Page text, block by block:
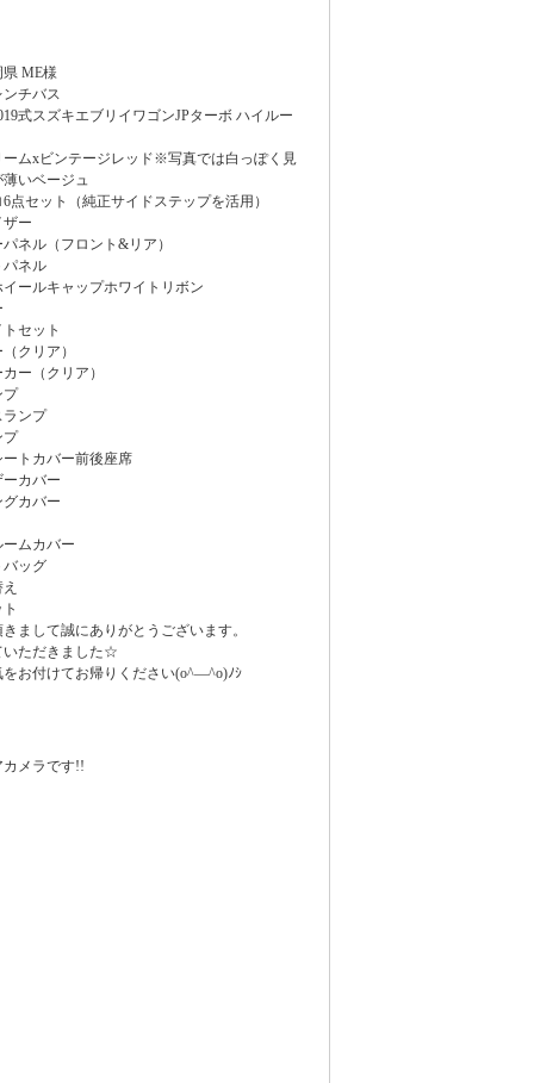
ME様
チバス
式スズキエブリイワゴンJPターボ ハイルー
ームxビンテージレッド※写真では白っぽく見
いベージュ
6点セット（純正サイドステップを活用）
ザー
パネル（フロント&リア）
パネル
イールキャップホワイトリボン
トセット
クリア）
ー（クリア）
プ
ランプ
プ
ートカバー前後座席
ーカバー
グカバー
ームカバー
バッグ
まして誠にありがとうございます。
いただきました☆
をお付けてお帰りください(o^―^o)ﾉｼ
カメラです!!